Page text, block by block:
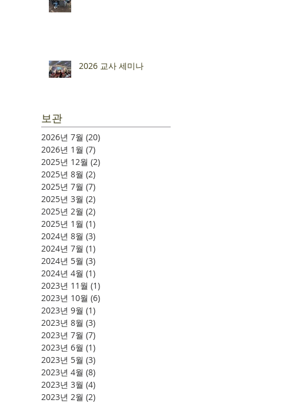
2026 교사 세미나
보관
2026년 7월 (20)
2026년 1월 (7)
2025년 12월 (2)
2025년 8월 (2)
2025년 7월 (7)
2025년 3월 (2)
2025년 2월 (2)
2025년 1월 (1)
2024년 8월 (3)
2024년 7월 (1)
2024년 5월 (3)
2024년 4월 (1)
2023년 11월 (1)
2023년 10월 (6)
2023년 9월 (1)
2023년 8월 (3)
2023년 7월 (7)
2023년 6월 (1)
2023년 5월 (3)
2023년 4월 (8)
2023년 3월 (4)
2023년 2월 (2)